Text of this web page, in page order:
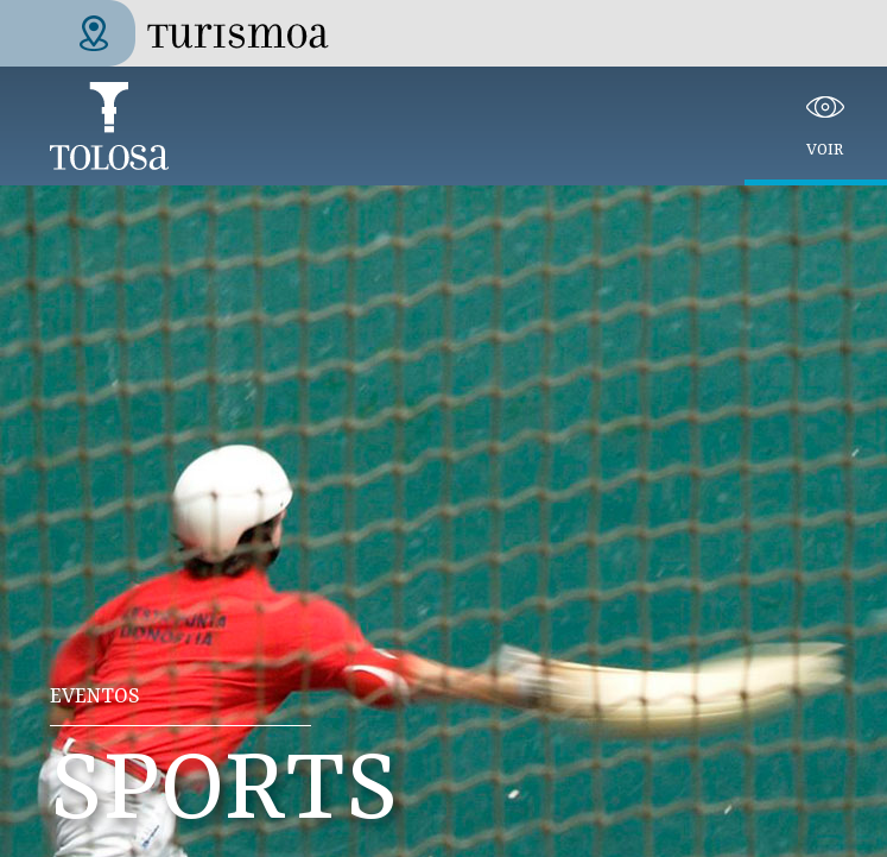
Aller au contenu principal
Tolosa Turismoa
VOIR
EVENTOS
SPORTS